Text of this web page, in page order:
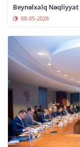
08-05-2026